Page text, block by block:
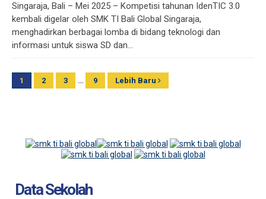
Singaraja, Bali – Mei 2025 – Kompetisi tahunan IdenTIC 3.0
kembali digelar oleh SMK TI Bali Global Singaraja,
menghadirkan berbagai lomba di bidang teknologi dan
informasi untuk siswa SD dan...
1 2 3 … 9 Lebih Baru
Data Sekolah